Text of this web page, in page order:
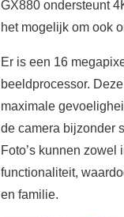
GX880 ondersteunt
het mogelijk om ook
Er is een 16
beeldprocessor.
maximale
de camera bijzonder
Foto’s kunnen
functionaliteit,
en familie.